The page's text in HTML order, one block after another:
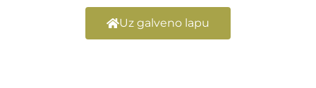
Uz galveno lapu